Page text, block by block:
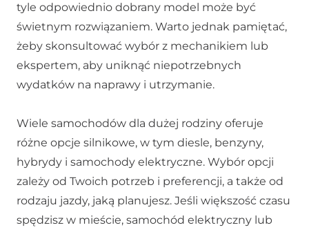
tyle odpowiednio dobrany model może być
świetnym rozwiązaniem. Warto jednak pamiętać,
żeby skonsultować wybór z mechanikiem lub
ekspertem, aby uniknąć niepotrzebnych
wydatków na naprawy i utrzymanie.
Wiele samochodów dla dużej rodziny oferuje
różne opcje silnikowe, w tym diesle, benzyny,
hybrydy i samochody elektryczne. Wybór opcji
zależy od Twoich potrzeb i preferencji, a także od
rodzaju jazdy, jaką planujesz. Jeśli większość czasu
spędzisz w mieście, samochód elektryczny lub